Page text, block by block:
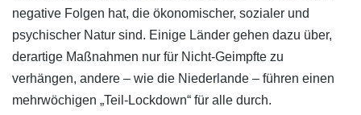
negative Folgen hat, die ökonomischer, sozialer und
psychischer Natur sind. Einige Länder gehen dazu über,
derartige Maßnahmen nur für Nicht-Geimpfte zu
verhängen, andere – wie die Niederlande – führen einen
mehrwöchigen „Teil-Lockdown“ für alle durch.